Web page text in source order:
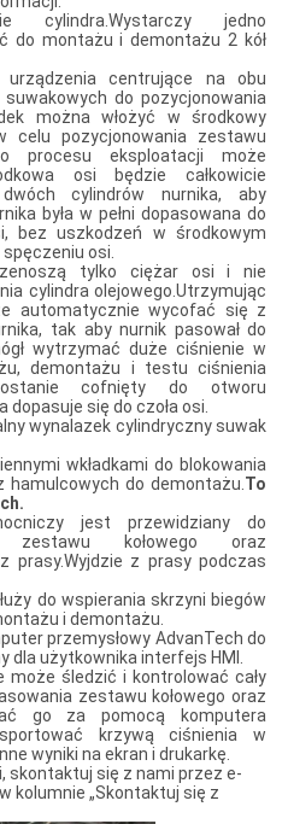
cylindra.Wystarczy jedno
do montażu i demontażu 2 kół
urządzenia centrujące na obu
do pozycjonowania
można włożyć w środkowy
pozycjonowania zestawu
procesu eksploatacji może
osi będzie całkowicie
cylindrów nurnika, aby
była w pełni dopasowana do
bez uszkodzeń w środkowym
osi.
tylko ciężar osi i nie
cylindra olejowego.Utrzymując
automatycznie wycofać się z
tak aby nurnik pasował do
wytrzymać duże ciśnienie w
demontażu i testu ciśnienia
cofnięty do otworu
dopasuje się do czoła osi.
wynalazek cylindryczny suwak
wkładkami do blokowania
hamulcowych do demontażu.To
jest przewidziany do
zestawu kołowego oraz
z prasy.Wyjdzie z prasy podczas
do wspierania skrzyni biegów
i demontażu.
przemysłowy AdvanTech do
dla użytkownika interfejs HMI.
może śledzić i kontrolować cały
zestawu kołowego oraz
go za pomocą komputera
krzywą ciśnienia w
wyniki na ekran i drukarkę.
skontaktuj się z nami przez e-
kolumnie „Skontaktuj się z